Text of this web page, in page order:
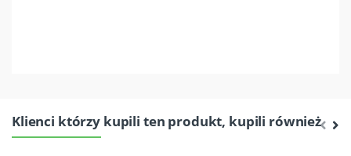
Klienci którzy kupili ten produkt, kupili również